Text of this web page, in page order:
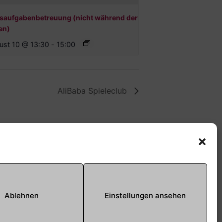
Ablehnen Einstellungen ansehen
(nicht während der
10 @ 13:30 - 15:00
AliBaba Spieleclub
E-Mail: